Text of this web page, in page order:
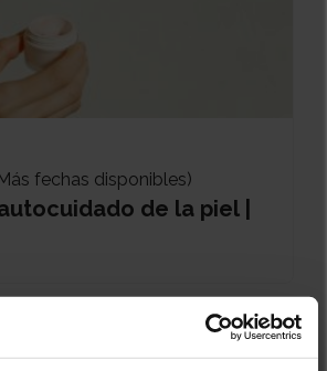
fechas disponibles)
de la piel |